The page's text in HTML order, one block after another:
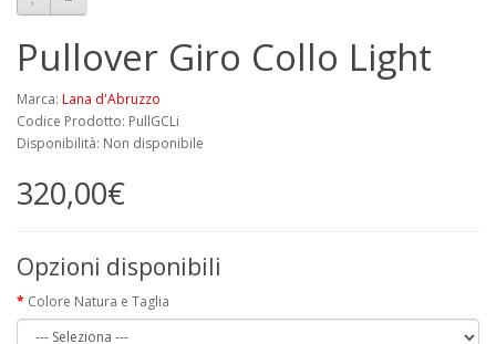
Pullover Giro Collo Light
Marca: Lana d'Abruzzo
Codice Prodotto: PullGCLi
Disponibilità: Non disponibile
320,00€
Opzioni disponibili
Colore Natura e Taglia